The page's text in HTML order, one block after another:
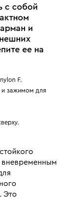
с собой
и
ее на
F.
и зажимом для
вневременным
Это